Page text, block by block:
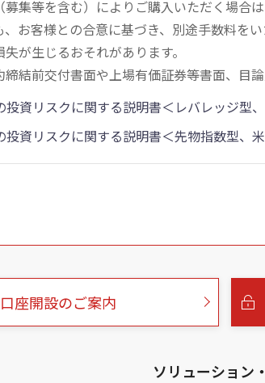
集等を含む）によりご購入いただく場合
、お客様との合意に基づき、別途手数料を
が生じるおそれがあります。
結前交付書面や上場有価証券等書面、目
投資リスクに関する説明書＜レバレッジ型
投資リスクに関する説明書＜先物指数型、
口座開設のご案内
ソリューション